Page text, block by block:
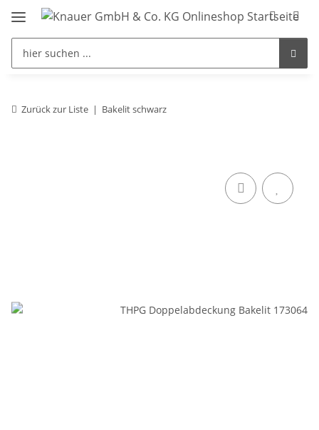
Zurück zur Liste Bakelit schwarz